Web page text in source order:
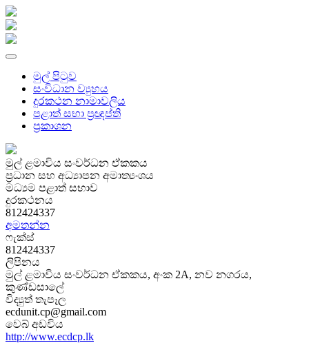
මුල් පිටුව
සංවිධාන ව්‍යුහය
දුරකථන නාමාවලිය
පළාත් සභා ප්‍රඥප්ති
ප්‍රකාශන
මුල් ළමාවිය සංවර්ධන ඒකකය
ප්‍රධාන සහ අධ්‍යාපන අමාත්‍යංශය
මධ්‍යම පළාත් සභාව
දුරකථනය
812424337
අමතන්න
ෆැක්ස්
812424337
ලිපිනය
මුල් ළමාවිය සංවර්ධන ඒකකය, අංක 2A, නව නගරය,
කුණ්ඩසාලේ
විද්‍යුත් තැපෑල
ecdunit.cp@gmail.com
වෙබ් අඩවිය
http://www.ecdcp.lk